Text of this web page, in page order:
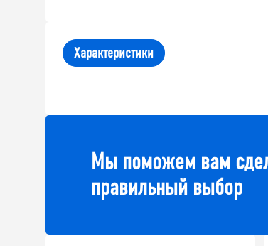
Характеристики
Мы поможем вам
правильный выбор